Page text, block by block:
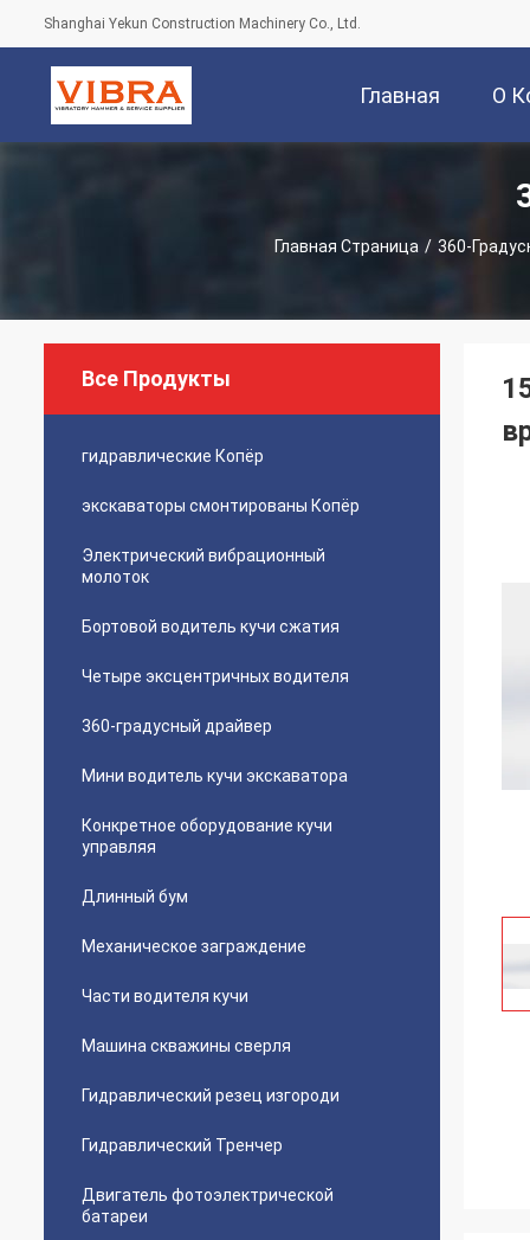
Shanghai Yekun Construction Machinery Co., Ltd.
Главная О
Главная Страница / 360-
Все Продукты
гидравлические Копёр
экскаваторы смонтированы Копёр
Электрический вибрационный
молоток
Бортовой водитель кучи сжатия
Четыре эксцентричных водителя
360-градусный драйвер
Мини водитель кучи экскаватора
Конкретное оборудование кучи
управляя
Длинный бум
Механическое заграждение
Части водителя кучи
Машина скважины сверля
Гидравлический резец изгороди
Гидравлический Тренчер
Двигатель фотоэлектрической
батареи